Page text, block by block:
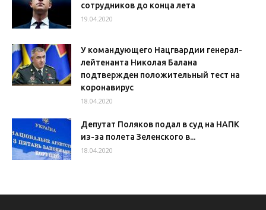
сотрудников до конца лета
19.04.2020
У командующего Нацгвардии генерал-
лейтенанта Николая Балана
подтвержден положительный тест на
коронавирус
18.04.2020
Депутат Поляков подал в суд на НАПК
из-за полета Зеленского в...
18.04.2020